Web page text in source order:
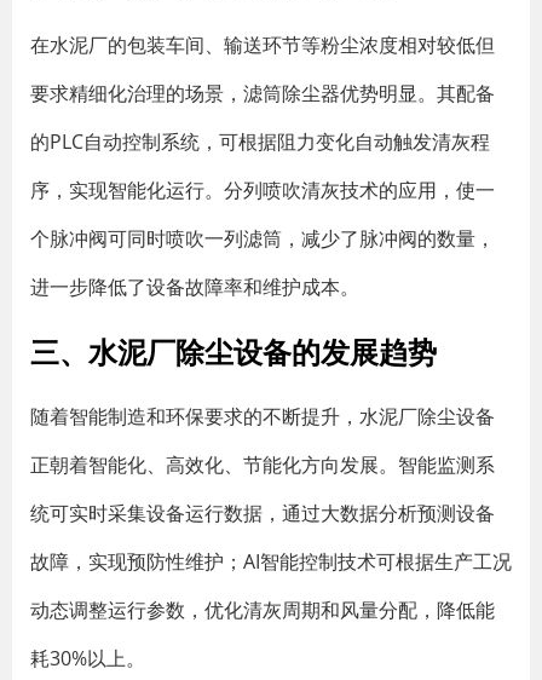
在水泥厂的包装车间、输送环节等粉尘浓度相对较低但
要求精细化治理的场景，滤筒除尘器优势明显。其配备
的PLC自动控制系统，可根据阻力变化自动触发清灰程
序，实现智能化运行。分列喷吹清灰技术的应用，使一
个脉冲阀可同时喷吹一列滤筒，减少了脉冲阀的数量，
进一步降低了设备故障率和维护成本。
三、水泥厂除尘设备的发展趋势
随着智能制造和环保要求的不断提升，水泥厂除尘设备
正朝着智能化、高效化、节能化方向发展。智能监测系
统可实时采集设备运行数据，通过大数据分析预测设备
故障，实现预防性维护；AI智能控制技术可根据生产工况
动态调整运行参数，优化清灰周期和风量分配，降低能
耗30%以上。